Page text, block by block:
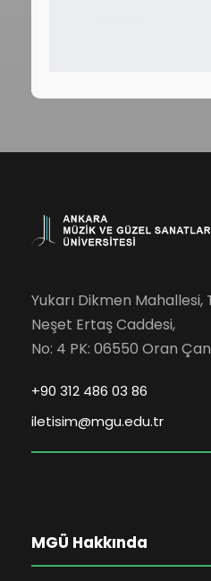
Yukarı Dikmen Mahallesi,
Neşet Ertaş Caddesi,
No: 4 PK: 06550 Oran
+90 312 486 03 86
iletisim@mgu.edu.tr
MGÜ Hakkında